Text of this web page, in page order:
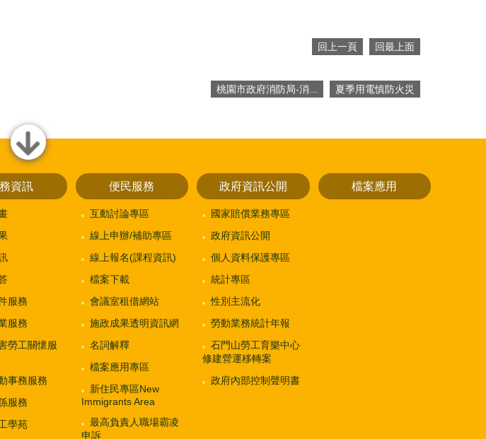
回上一頁 回最上面
桃園市政府消防局-消... 夏季用電慎防火災
close
資訊
服務
服務
勞工關懷服
事務服務
服務
學苑
便民服務
互動討論專區
線上申辦/補助專區
線上報名(課程資訊)
檔案下載
會議室租借網站
施政成果透明資訊網
名詞解釋
檔案應用專區
新住民專區New
Immigrants Area
最高負責人職場霸凌
申訴
政府資訊公開
國家賠償業務專區
政府資訊公開
個人資料保護專區
統計專區
性別主流化
勞動業務統計年報
石門山勞工育樂中心
修建營運移轉案
政府內部控制聲明書
檔案應用